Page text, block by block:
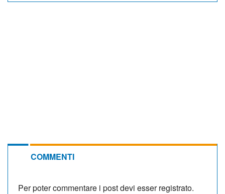
COMMENTI
Per poter commentare i post devi esser registrato.